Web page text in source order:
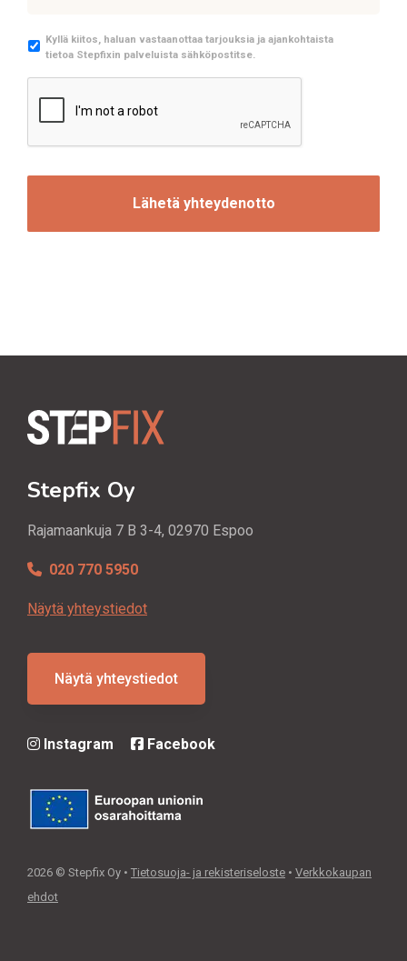
Stepfix Oy
Rajamaankuja 7 B 3-4, 02970 Espoo
020 770 5950
Näytä yhteystiedot
Näytä yhteystiedot
Instagram Facebook
2026 © Stepfix Oy • Tietosuoja- ja rekisteriseloste • Verkkokaupan
ehdot
M
r
n
Kyllä kiitos, haluan vastaanottaa tarjouksia ja ajankohtaista
tietoa Stepfixin palveluista sähköpostitse.
T
H